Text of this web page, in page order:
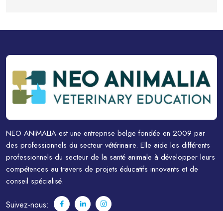
NEO ANIMALIA est une entreprise belge fondée en 2009 par
des professionnels du secteur vétérinaire. Elle aide les différents
professionnels du secteur de la santé animale à développer leurs
compétences au travers de projets éducatifs innovants et de
conseil spécialisé.
Suivez-nous: